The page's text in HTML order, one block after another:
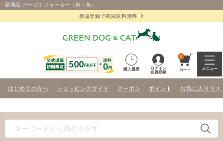
新商品 ページ1 ジャーキー（肉・魚）
新規登録で初回送料無料
購入履歴
ログイン
会員登録
0
カート メニュー
はじめての方へ ショッピングガイド クーポン ポイント お気に入りリス